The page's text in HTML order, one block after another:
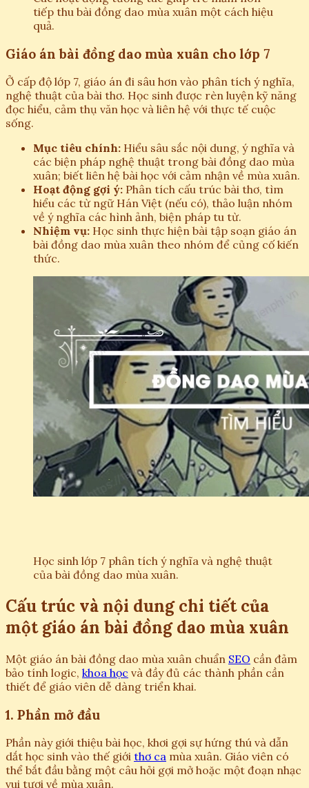
tiếp thu bài đồng dao mùa xuân một cách hiệu
quả.
Giáo án bài đồng dao mùa xuân cho lớp 7
Ở cấp độ lớp 7, giáo án đi sâu hơn vào phân tích ý nghĩa,
nghệ thuật của bài thơ. Học sinh được rèn luyện kỹ năng
đọc hiểu, cảm thụ văn học và liên hệ với thực tế cuộc
sống.
Mục tiêu chính: Hiểu sâu sắc nội dung, ý nghĩa và
các biện pháp nghệ thuật trong bài đồng dao mùa
xuân; biết liên hệ bài học với cảm nhận về mùa xuân.
Hoạt động gợi ý: Phân tích cấu trúc bài thơ, tìm
hiểu các từ ngữ Hán Việt (nếu có), thảo luận nhóm
về ý nghĩa các hình ảnh, biện pháp tu từ.
Nhiệm vụ: Học sinh thực hiện bài tập soạn giáo án
bài đồng dao mùa xuân theo nhóm để củng cố kiến
thức.
Học sinh lớp 7 phân tích ý nghĩa và nghệ thuật
của bài đồng dao mùa xuân.
Cấu trúc và nội dung chi tiết của
một giáo án bài đồng dao mùa xuân
Một giáo án bài đồng dao mùa xuân chuẩn SEO cần đảm
bảo tính logic, khoa học và đầy đủ các thành phần cần
thiết để giáo viên dễ dàng triển khai.
1. Phần mở đầu
Phần này giới thiệu bài học, khơi gợi sự hứng thú và dẫn
dắt học sinh vào thế giới thơ ca mùa xuân. Giáo viên có
thể bắt đầu bằng một câu hỏi gợi mở hoặc một đoạn nhạc
vui tươi về mùa xuân.